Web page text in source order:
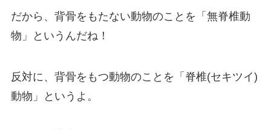
だから、背骨をもたない動物のことを「無脊椎動
物」というんだね！
反対に、背骨をもつ動物のことを「脊椎(セキツイ)
動物」というよ。